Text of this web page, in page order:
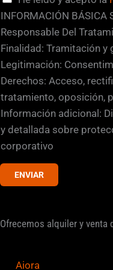
i
f
i
c
a
c
i
ó
n
a
s
i
l
l
a
s
d
e
v
f
INFORMACIÓN BÁSICA
Responsable Del
Finalidad: Tramitación
Legitimación:
Derechos: Acceso,
tratamiento, oposición,
Información adicional:
y detallada sobre
corporativo
ENVIAR
Ofrecemos alquiler y venta
Aiora